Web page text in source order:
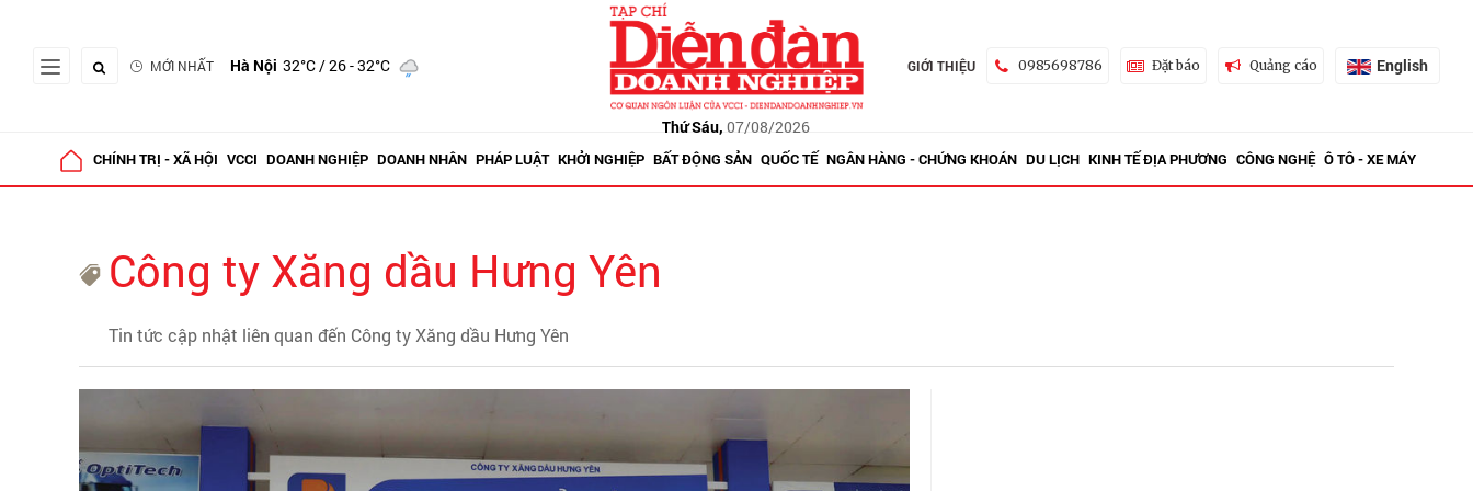
MỚI NHẤT Hà Nội 32°C/ 26 - 32°C
Thứ Sáu, 07/08/2026
GIỚI THIỆU 0985698786 Đặt báo Quảng cáo English
CHÍNH TRỊ - XÃ HỘI VCCI DOANH NGHIỆP DOANH NHÂN PHÁP LUẬT KHỞI NGHIỆP BẤT ĐỘNG SẢN QUỐC TẾ NGÂN HÀNG - CHỨNG KHOÁN DU LỊCH KINH TẾ ĐỊA PHƯƠNG CÔNG NGHỆ Ô TÔ - XE MÁY
Công ty Xăng dầu Hưng Yên
Tin tức cập nhật liên quan đến Công ty Xăng dầu Hưng Yên